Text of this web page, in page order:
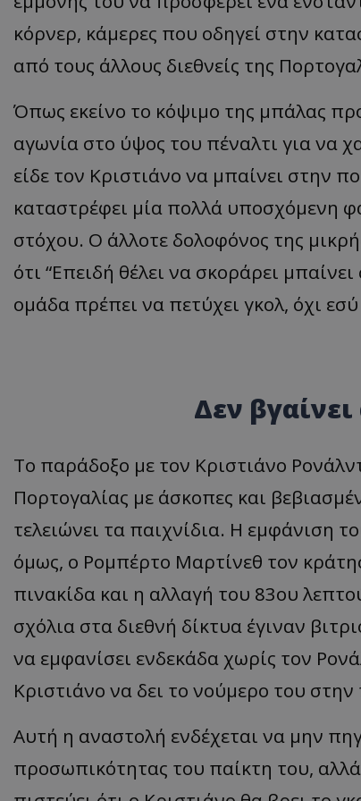
κόρνερ, κάμερες που οδηγεί στην
από τους άλλους διεθνείς της
Όπως εκείνο το κόψιμο της μπάλας
αγωνία στο ύψος του πέναλτι για να
είδε τον Κριστιάνο να μπαίνει στην
καταστρέφει μία πολλά υποσχόμενη
στόχου. Ο άλλοτε δολοφόνος της
ότι “Επειδή θέλει να σκοράρει
ομάδα πρέπει να πετύχει γκολ, όχι
Δεν
Το παράδοξο με τον Κριστιάνο
Πορτογαλίας με άσκοπες και
τελειώνει τα παιχνίδια. Η εμφάνιση
όμως, ο Ρομπέρτο Μαρτίνεθ τον
πινακίδα και η αλλαγή του 83ου
σχόλια στα διεθνή δίκτυα έγιναν
να εμφανίσει ενδεκάδα χωρίς τον
Κριστιάνο να δει το νούμερο του
Αυτή η αναστολή ενδέχεται να μην
προσωπικότητας του παίκτη του,